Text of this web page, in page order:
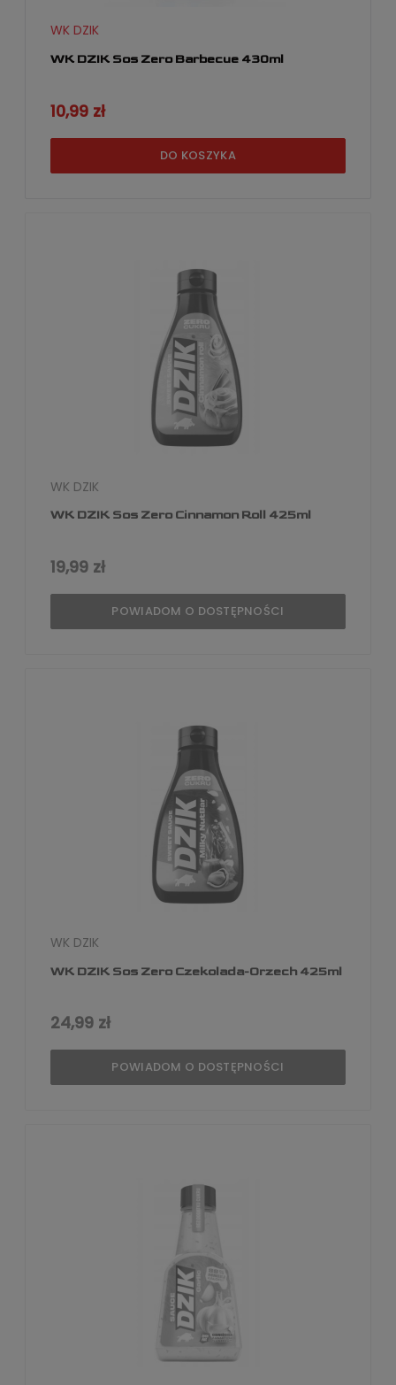
WK DZIK Sos Zero Barbecue 430ml
WK DZIK
10,99 zł
DO KOSZYKA
WK DZIK Sos Zero Cinnamon Roll 425ml
WK DZIK
19,99 zł
POWIADOM O DOSTĘPNOŚCI
WK DZIK Sos Zero Czekolada-Orzech 425ml
WK DZIK
24,99 zł
POWIADOM O DOSTĘPNOŚCI